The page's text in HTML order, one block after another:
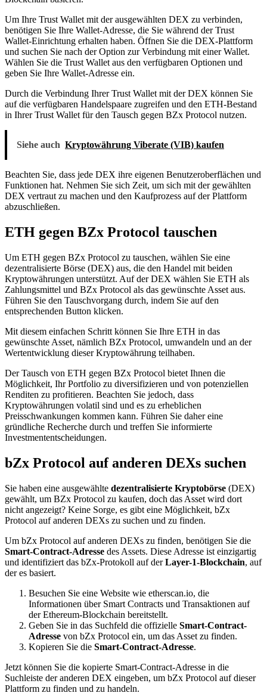
Um Ihre Trust Wallet mit der ausgewählten DEX zu verbinden,
benötigen Sie Ihre Wallet-Adresse, die Sie während der Trust
Wallet-Einrichtung erhalten haben. Öffnen Sie die DEX-Plattform
und suchen Sie nach der Option zur Verbindung mit einer Wallet.
Wählen Sie die Trust Wallet aus den verfügbaren Optionen und
geben Sie Ihre Wallet-Adresse ein.
Durch die Verbindung Ihrer Trust Wallet mit der DEX können Sie
auf die verfügbaren Handelspaare zugreifen und den ETH-Bestand
in Ihrer Trust Wallet für den Tausch gegen BZx Protocol nutzen.
Siehe auch Kryptowährung Viberate (VIB) kaufen
Beachten Sie, dass jede DEX ihre eigenen Benutzeroberflächen und
Funktionen hat. Nehmen Sie sich Zeit, um sich mit der gewählten
DEX vertraut zu machen und den Kaufprozess auf der Plattform
abzuschließen.
ETH gegen BZx Protocol tauschen
Um ETH gegen BZx Protocol zu tauschen, wählen Sie eine
dezentralisierte Börse (DEX) aus, die den Handel mit beiden
Kryptowährungen unterstützt. Auf der DEX wählen Sie ETH als
Zahlungsmittel und BZx Protocol als das gewünschte Asset aus.
Führen Sie den Tauschvorgang durch, indem Sie auf den
entsprechenden Button klicken.
Mit diesem einfachen Schritt können Sie Ihre ETH in das
gewünschte Asset, nämlich BZx Protocol, umwandeln und an der
Wertentwicklung dieser Kryptowährung teilhaben.
Der Tausch von ETH gegen BZx Protocol bietet Ihnen die
Möglichkeit, Ihr Portfolio zu diversifizieren und von potenziellen
Renditen zu profitieren. Beachten Sie jedoch, dass
Kryptowährungen volatil sind und es zu erheblichen
Preisschwankungen kommen kann. Führen Sie daher eine
gründliche Recherche durch und treffen Sie informierte
Investmententscheidungen.
bZx Protocol auf anderen DEXs suchen
Sie haben eine ausgewählte dezentralisierte Kryptobörse (DEX)
gewählt, um BZx Protocol zu kaufen, doch das Asset wird dort
nicht angezeigt? Keine Sorge, es gibt eine Möglichkeit, bZx
Protocol auf anderen DEXs zu suchen und zu finden.
Um bZx Protocol auf anderen DEXs zu finden, benötigen Sie die
Smart-Contract-Adresse des Assets. Diese Adresse ist einzigartig
und identifiziert das bZx-Protokoll auf derLayer-1-Blockchain, auf
der es basiert.
Besuchen Sie eine Website wie etherscan.io, die
Informationen über Smart Contracts und Transaktionen auf
der Ethereum-Blockchain bereitstellt.
Geben Sie in das Suchfeld die offizielle Smart-Contract-
Adresse von bZx Protocol ein, um das Asset zu finden.
Kopieren Sie die Smart-Contract-Adresse.
Jetzt können Sie die kopierte Smart-Contract-Adresse in die
Suchleiste der anderen DEX eingeben, um bZx Protocol auf dieser
Plattform zu finden und zu handeln.